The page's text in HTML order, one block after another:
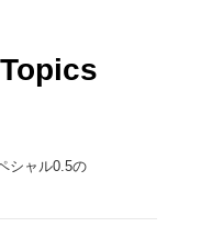
シャル0.5の